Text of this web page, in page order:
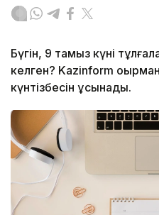
Бүгін, 9 тамыз күні
келген? Kazinform
күнтізбесін ұсынады.